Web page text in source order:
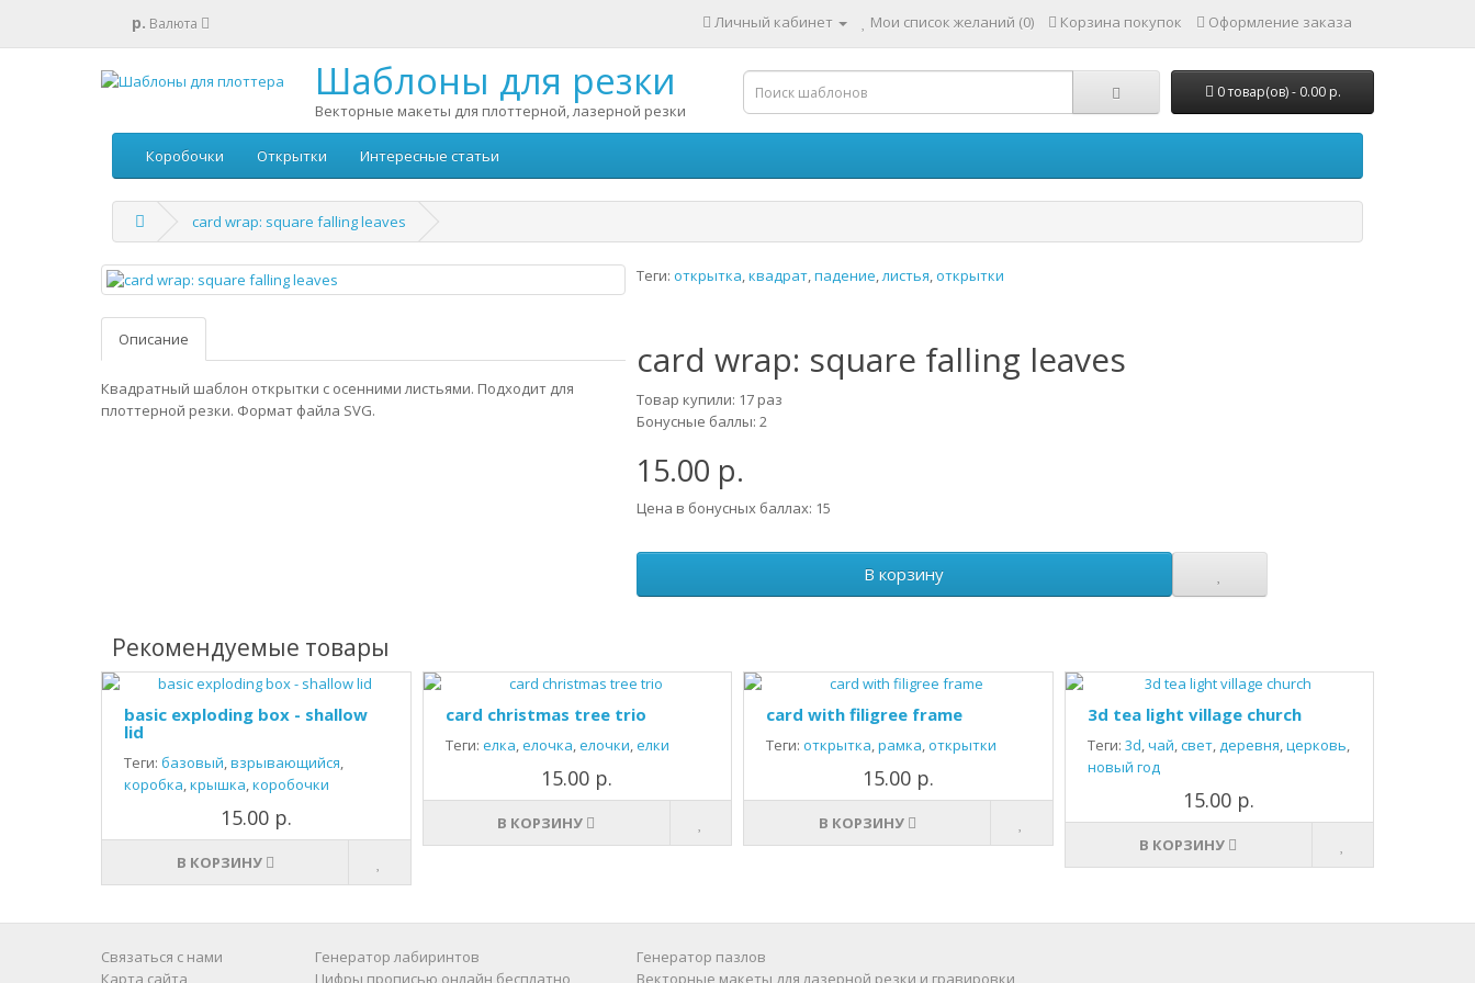
р. Валюта Личный кабинет Мои список желаний (0) Корзина покупок Оформление заказа
Шаблоны для резки
Векторные макеты для плоттерной, лазерной резки
0 товар(ов) - 0.00 р.
Коробочки Открытки Интересные статьи
card wrap: square falling leaves
Описание
Квадратный шаблон открытки с осенними листьями. Подходит для
плоттерной резки. Формат файла SVG.
Теги: открытка,квадрат,падение,листья,открытки
card wrap: square falling leaves
Товар купили: 17 раз
Бонусные баллы: 2
15.00 р.
Цена в бонусных баллах: 15
В корзину
Рекомендуемые товары
basic exploding box - shallow
lid
Теги: базовый,взрывающийся,
коробка,крышка,коробочки
15.00 р.
В КОРЗИНУ
card christmas tree trio
Теги: елка,елочка,елочки,елки
15.00 р.
В КОРЗИНУ
card with filigree frame
Теги: открытка,рамка,открытки
15.00 р.
В КОРЗИНУ
3d tea light village church
Теги: 3d,чай,свет,деревня,церковь,
новый год
15.00 р.
В КОРЗИНУ
Связаться с нами
Карта сайта
Генератор лабиринтов
Цифры прописью онлайн бесплатно
Генератор пазлов
Векторные макеты для лазерной резки и гравировки